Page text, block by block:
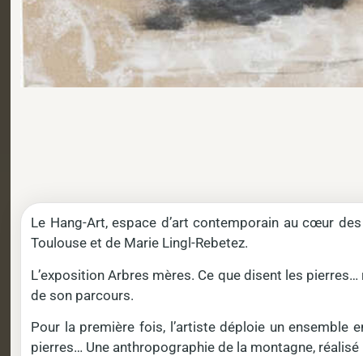
Le Hang-Art, espace d’art contemporain au cœur
Toulouse et de Marie Lingl-Rebetez.
L’exposition Arbres mères. Ce que disent les
de son parcours.
Pour la première fois, l’artiste déploie un ensemble
pierres… Une anthropographie de la montagne,